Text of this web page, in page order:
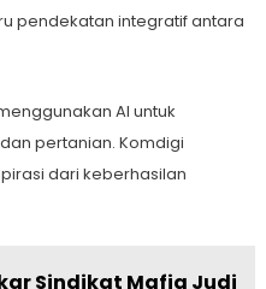
pendekatan integratif antara
AI untuk
pertanian. Komdigi
dari keberhasilan
Sindikat Mafia Judi